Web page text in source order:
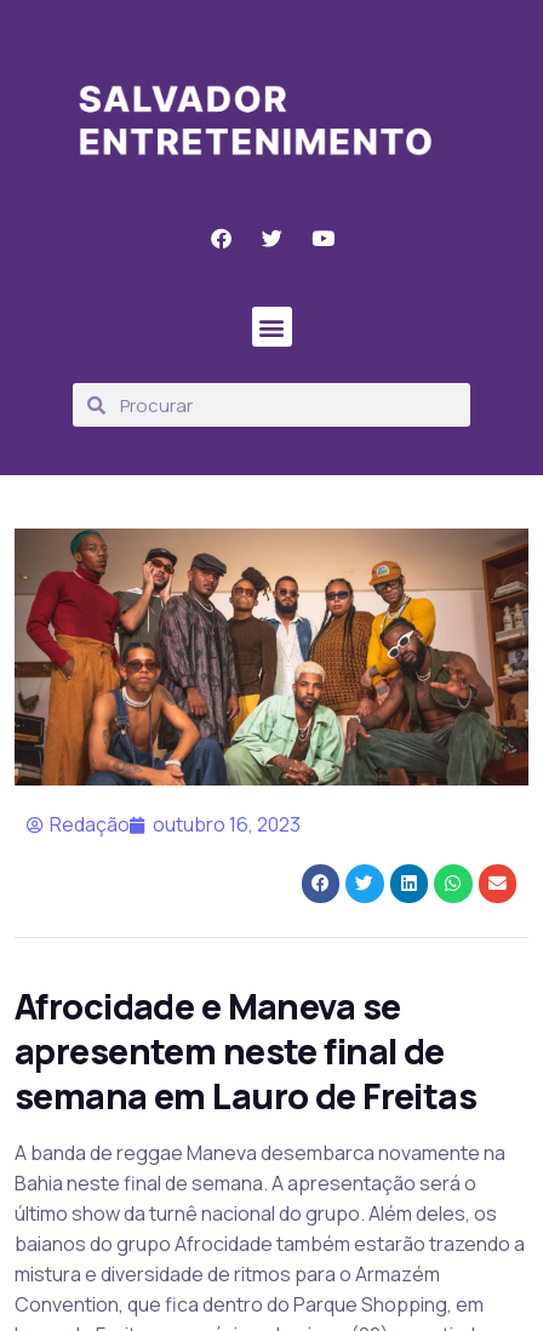
Redação outubro 16, 2023
Afrocidade e Maneva se
apresentem neste final de
semana em Lauro de Freitas
A banda de reggae Maneva desembarca novamente na
Bahia neste final de semana. A apresentação será o
último show da turnê nacional do grupo. Além deles, os
baianos do grupo Afrocidade também estarão trazendo a
mistura e diversidade de ritmos para o Armazém
Convention, que fica dentro do Parque Shopping, em